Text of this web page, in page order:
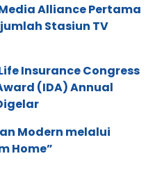
Alliance Pertama
Stasiun TV
Insurance Congress
(IDA) Annual
Modern melalui
Home”